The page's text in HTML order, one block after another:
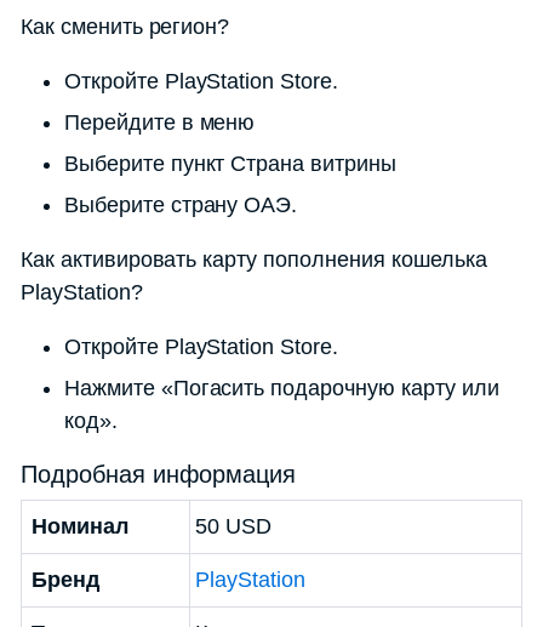
Как сменить регион?
Откройте PlayStation Store.
Перейдите в меню
Выберите пункт Страна витрины
Выберите страну ОАЭ.
Как активировать карту пополнения кошелька
PlayStation?
Откройте PlayStation Store.
Нажмите «Погасить подарочную карту или
код».
Подробная информация
Номинал 50 USD
Бренд PlayStation